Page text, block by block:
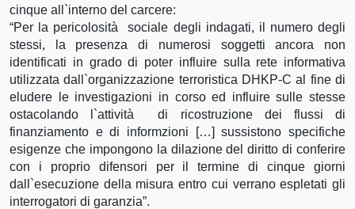
cinque all`interno del carcere:
“Per la pericolosità sociale degli indagati, il numero degli
stessi, la presenza di numerosi soggetti ancora non
identificati in grado di poter influire sulla rete informativa
utilizzata dall`organizzazione terroristica DHKP-C al fine di
eludere le investigazioni in corso ed influire sulle stesse
ostacolando l`attività di ricostruzione dei flussi di
finanziamento e di informzioni […] sussistono specifiche
esigenze che impongono la dilazione del diritto di conferire
con i proprio difensori per il termine di cinque giorni
dall`esecuzione della misura entro cui verrano espletati gli
interrogatori di garanzia”.